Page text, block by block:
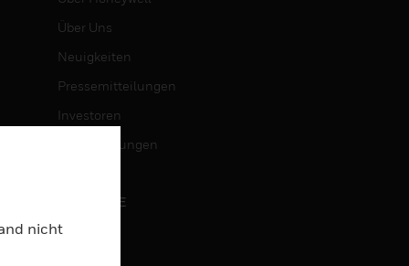
Über Uns
Neuigkeiten
Pressemitteilungen
Investoren
Veranstaltungen
KARRIERE
Karriere
nicht